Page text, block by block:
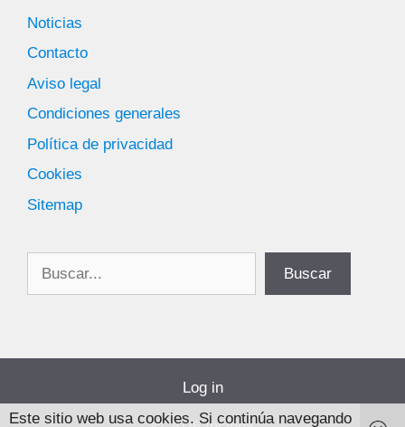
Noticias
Contacto
Aviso legal
Condiciones generales
Política de privacidad
Cookies
Sitemap
Buscar
Log in
Este sitio web usa cookies. Si continúa navegando